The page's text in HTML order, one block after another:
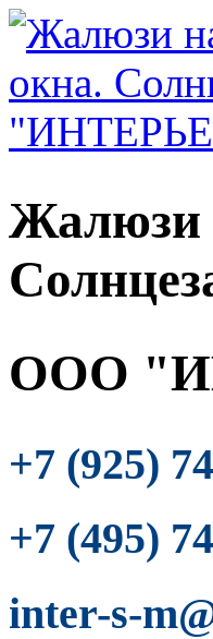
Жалюзи
ООО
+7 (925)
+7 (495)
inter-s-